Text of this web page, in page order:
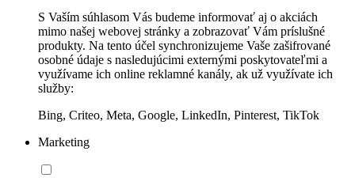
S Vaším súhlasom Vás budeme informovať aj o akciách
mimo našej webovej stránky a zobrazovať Vám príslušné
produkty. Na tento účel synchronizujeme Vaše zašifrované
osobné údaje s nasledujúcimi externými poskytovateľmi a
využívame ich online reklamné kanály, ak už využívate ich
služby:
Bing, Criteo, Meta, Google, LinkedIn, Pinterest, TikTok
Marketing